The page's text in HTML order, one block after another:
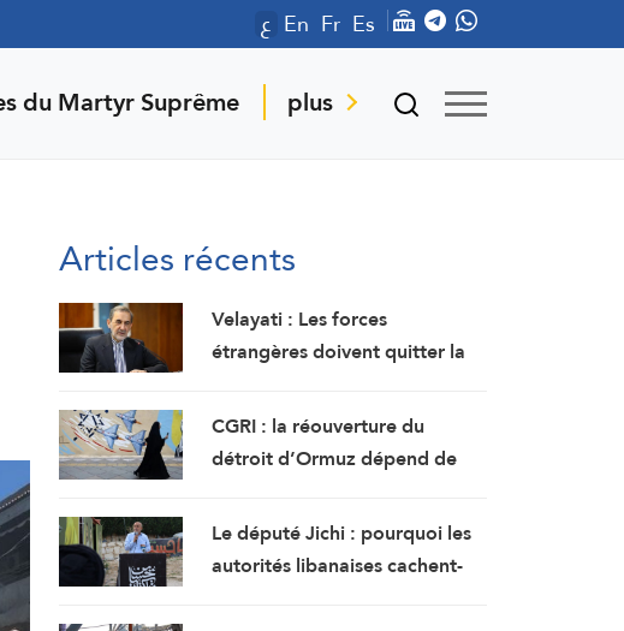
ع En Fr Es
du Martyr Suprême plus
Articles récents
Velayati : Les forces
étrangères doivent quitter la
CGRI : la réouverture du
détroit d’Ormuz dépend de
demandes iraniennes
Le député Jichi : pourquoi les
autorités libanaises cachent-